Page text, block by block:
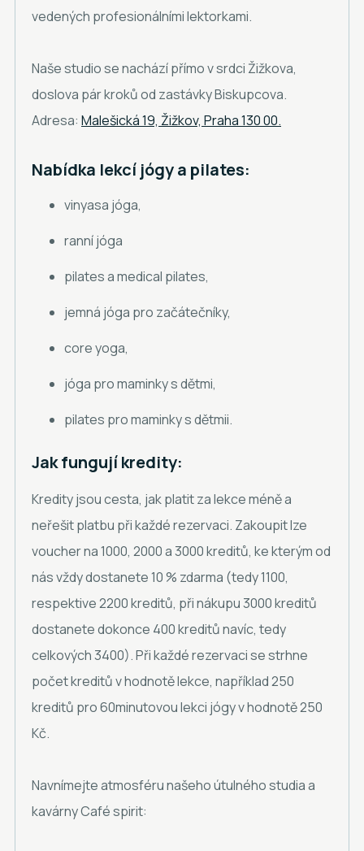
vedených profesionálními lektorkami.
Naše studio se nachází přímo v srdci Žižkova,
doslova pár kroků od zastávky Biskupcova.
Adresa: Malešická 19, Žižkov, Praha 130 00.
Nabídka lekcí jógy a pilates:
vinyasa jóga,
ranní jóga
pilates a medical pilates,
jemná jóga pro začátečníky,
core yoga,
jóga pro maminky s dětmi,
pilates pro maminky s dětmii.
Jak fungují kredity:
Kredity jsou cesta, jak platit za lekce méně a
neřešit platbu při každé rezervaci. Zakoupit lze
voucher na 1000, 2000 a 3000 kreditů, ke kterým od
nás vždy dostanete 10 % zdarma (tedy 1100,
respektive 2200 kreditů, při nákupu 3000 kreditů
dostanete dokonce 400 kreditů navíc, tedy
celkových 3400). Při každé rezervaci se strhne
počet kreditů v hodnotě lekce, například 250
kreditů pro 60minutovou lekci jógy v hodnotě 250
Kč.
Navnímejte atmosféru našeho útulného studia a
kavárny Café spirit: